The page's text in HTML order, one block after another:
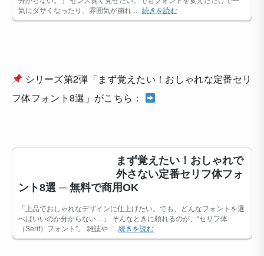
シリーズ第2弾「まず覚えたい！おしゃれな定番セリ
フ体フォント8選」がこちら：